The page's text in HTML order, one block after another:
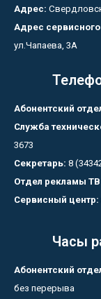
Адрес:
Адрес
ул.Чапаева, 3А
Абонентский
Служба
3673
Секретарь: 8
Отдел рекламы
Сервисный центр:
Часы
Абонентский
без перерыва